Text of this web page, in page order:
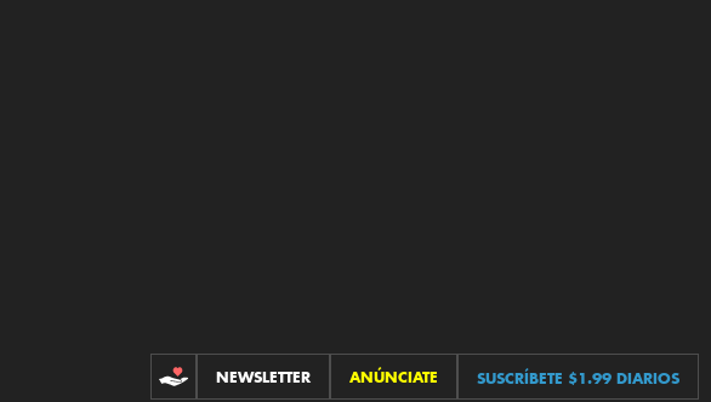
CONTRIBUCIONES
NEWSLETTER ANÚNCIATE SUSCRÍBETE $1.99 DIARIOS